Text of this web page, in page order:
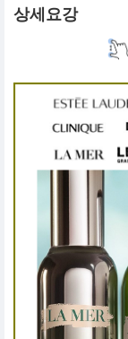
상세요강